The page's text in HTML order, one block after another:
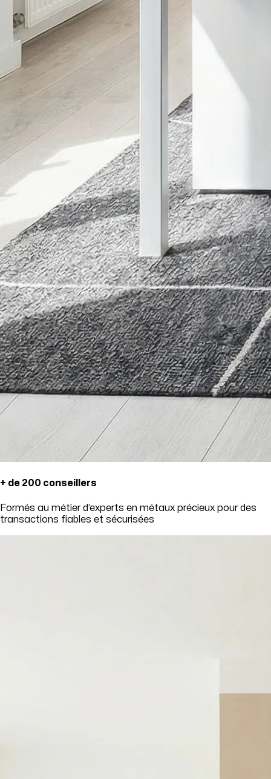
+ de 200 conseillers
Formés au métier d’experts en métaux précieux pour des
transactions fiables et sécurisées